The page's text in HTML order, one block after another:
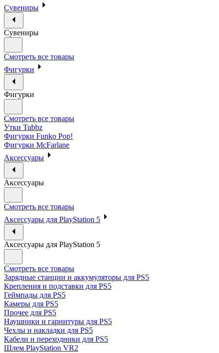
Сувениры
Сувениры
Смотреть все товары
Фигурки
Фигурки
Смотреть все товары
Утки Tubbz
Фигурки Funko Pop!
Фигурки McFarlane
Аксессуары
Аксессуары
Смотреть все товары
Аксессуары для PlayStation 5
Аксессуары для PlayStation 5
Смотреть все товары
Зарядные станции и аккумуляторы для PS5
Крепления и подставки для PS5
Геймпады для PS5
Камеры для PS5
Прочее для PS5
Наушники и гарнитуры для PS5
Чехлы и накладки для PS5
Кабели и переходники для PS5
Шлем PlayStation VR2